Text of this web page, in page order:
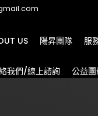
US 陽昇團隊 服
我們/線上諮詢 公益